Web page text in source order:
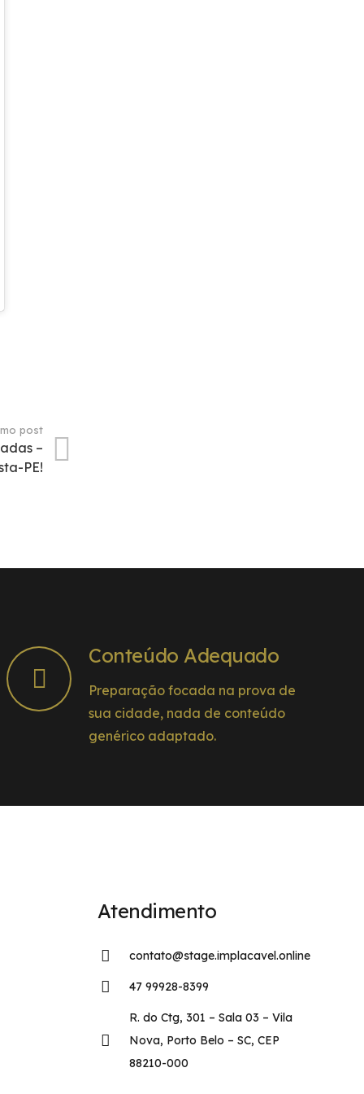
post
–
PE!
Conteúdo Adequado
Preparação focada na prova de
sua cidade, nada de conteúdo
genérico adaptado.
Atendimento
contato@stage.implacavel.online
47 99928-8399
R. do Ctg, 301 – Sala 03 – Vila
Nova, Porto Belo – SC, CEP
88210-000